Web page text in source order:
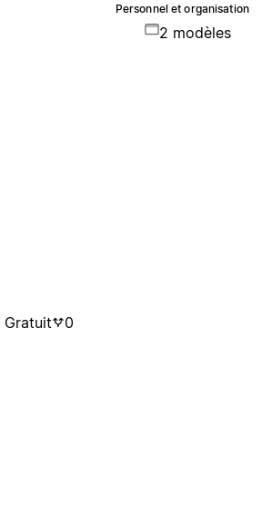
Personnel et organisation
2 modèles
Gratuit 0